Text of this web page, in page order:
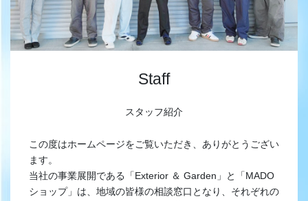
Staff
スタッフ紹介
この度はホームページをご覧いただき、ありがとうござい
ます。
当社の事業展開である「Exterior ＆ Garden」と「MADO
ショップ」は、地域の皆様の相談窓口となり、それぞれの